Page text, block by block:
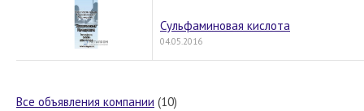
Сульфаминовая кислота
04.05.2016
Все объявления компании (10)